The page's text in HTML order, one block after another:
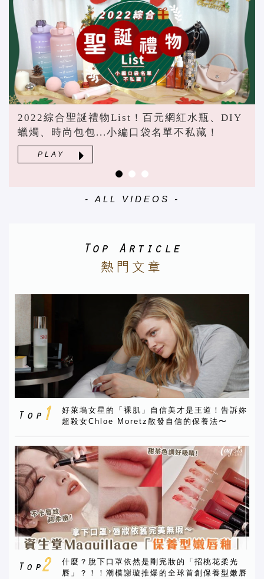
2022綜合聖誕禮物List！百元網紅水瓶、DIY
蠟燭、時尚包包...小編口袋名單不私藏！
PLAY
- ALL VIDEOS -
好萊塢女星的「裸肌」自信美才是王道！告訴妳
超殺女Chloe Moretz散發自信的保養法〜
什麼？脫下口罩依然是剛完妝的「招桃花柔光
唇」？！！潮模謝璇推爆的全球首創保養型嫩唇